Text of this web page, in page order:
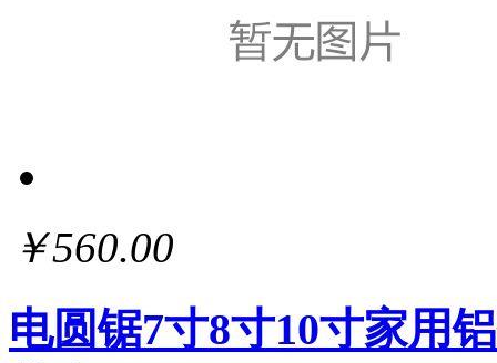
￥560.00
电圆锯7寸8寸10寸家用